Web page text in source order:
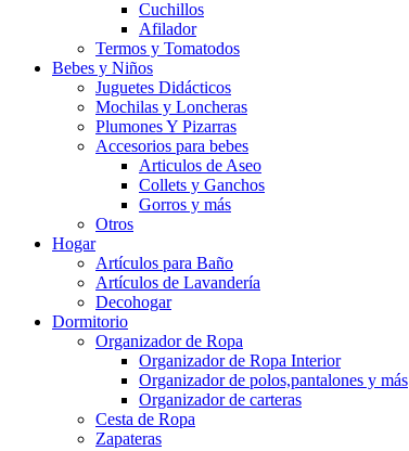
Cuchillos
Afilador
Termos y Tomatodos
Bebes y Niños
Juguetes Didácticos
Mochilas y Loncheras
Plumones Y Pizarras
Accesorios para bebes
Articulos de Aseo
Collets y Ganchos
Gorros y más
Otros
Hogar
Artículos para Baño
Artículos de Lavandería
Decohogar
Dormitorio
Organizador de Ropa
Organizador de Ropa Interior
Organizador de polos,pantalones y más
Organizador de carteras
Cesta de Ropa
Zapateras